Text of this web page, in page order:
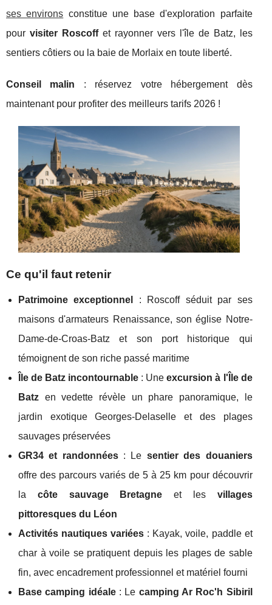
ses environs constitue une base d'exploration parfaite
pour visiter Roscoffet rayonner vers l'île de Batz, les
sentiers côtiers ou la baie de Morlaix en toute liberté.
Conseil malin : réservez votre hébergement dès
maintenant pour profiter des meilleurs tarifs 2026 !
Ce qu'il faut retenir
Patrimoine exceptionnel
: Roscoff séduit par ses
maisons d'armateurs Renaissance, son église Notre-
Dame-de-Croas-Batz et son port historique qui
témoignent de son riche passé maritime
Île de Batz incontournable : Uneexcursion à l'Île de
Batz en vedette révèle un phare panoramique, le
jardin exotique Georges-Delaselle et des plages
sauvages préservées
GR34 et randonnées: Le sentier des douaniers
offre des parcours variés de 5 à 25 km pour découvrir
la côte sauvage Bretagne et les villages
pittoresques du Léon
Activités nautiques variées : Kayak, voile, paddle et
char à voile se pratiquent depuis les plages de sable
fin, avec encadrement professionnel et matériel fourni
Base camping idéale: Le camping Ar Roc'h Sibiril